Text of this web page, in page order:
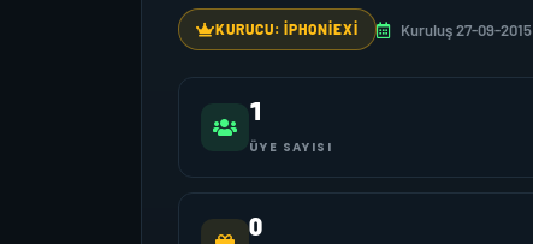
KURUCU: İPHONIEXİ Kuruluş 27-09-2015
1
ÜYE SAYISI
0